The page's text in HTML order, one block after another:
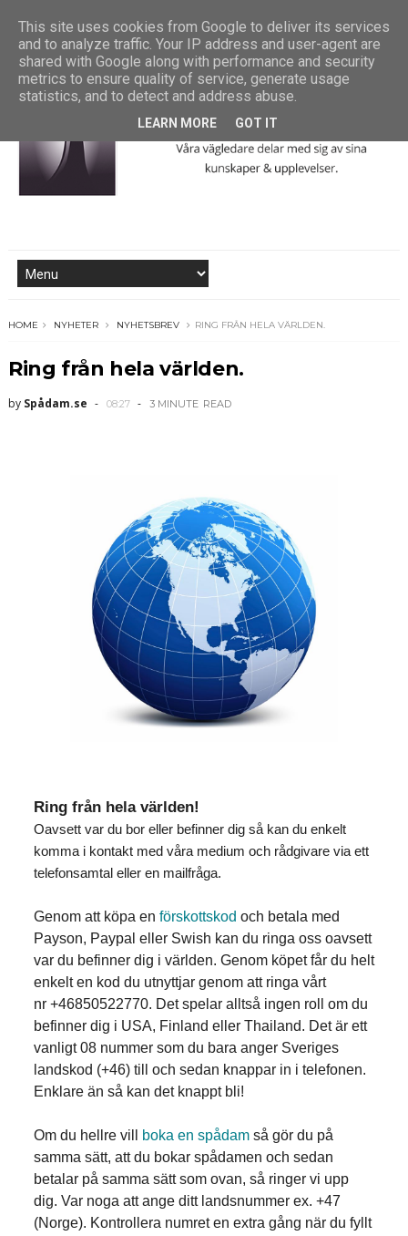
HOME NYHETER NYHETSBREV RING FRÅN HELA VÄRLDEN.
Ring från hela världen.
by Spådam.se 08:27 3 MINUTE READ
Ring från hela världen!
Oavsett var du bor eller befinner dig så kan du enkelt
komma i kontakt med våra medium och rådgivare via ett
telefonsamtal eller en mailfråga.
Genom att köpa en förskottskod och betala med
Payson, Paypal eller Swish kan du ringa oss oavsett
var du befinner dig i världen. Genom köpet får du helt
enkelt en kod du utnyttjar genom att ringa vårt
nr +46850522770. Det spelar alltså ingen roll om du
befinner dig i USA, Finland eller Thailand. Det är ett
vanligt 08 nummer som du bara anger Sveriges
landskod (+46) till och sedan knappar in i telefonen.
Enklare än så kan det knappt bli!
Om du hellre vill boka en spådamså gör du på
samma sätt, att du bokar spådamen och sedan
betalar på samma sätt som ovan, så ringer vi upp
dig. Var noga att ange ditt landsnummer ex. +47
(Norge). Kontrollera numret en extra gång när du fyllt
This site uses cookies from Google to deliver its services
and to analyze traffic. Your IP address and user-agent are
shared with Google along with performance and security
metrics to ensure quality of service, generate usage
statistics, and to detect and address abuse.
LEARN MORE GOT IT